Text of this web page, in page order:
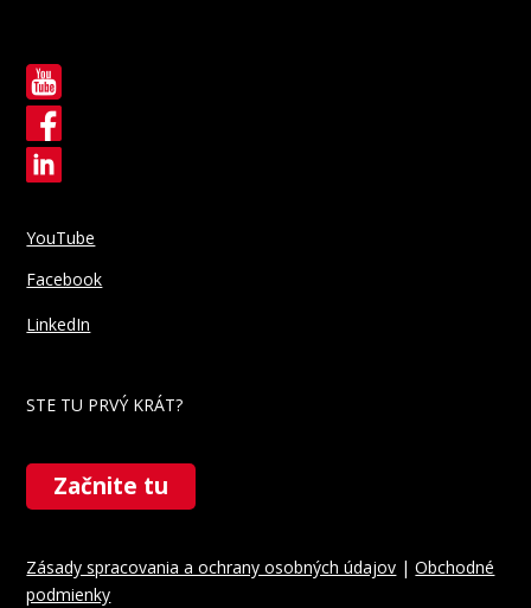
YouTube
Facebook
LinkedIn
STE TU PRVÝ KRÁT?
Začnite tu
Zásady spracovania a ochrany osobných údajov |Obchodné
podmienky